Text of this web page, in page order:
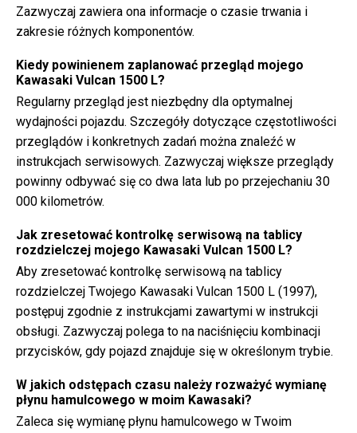
Zazwyczaj zawiera ona informacje o czasie trwania i
zakresie różnych komponentów.
Kiedy powinienem zaplanować przegląd mojego
Kawasaki Vulcan 1500 L?
Regularny przegląd jest niezbędny dla optymalnej
wydajności pojazdu. Szczegóły dotyczące częstotliwości
przeglądów i konkretnych zadań można znaleźć w
instrukcjach serwisowych. Zazwyczaj większe przeglądy
powinny odbywać się co dwa lata lub po przejechaniu 30
000 kilometrów.
Jak zresetować kontrolkę serwisową na tablicy
rozdzielczej mojego Kawasaki Vulcan 1500 L?
Aby zresetować kontrolkę serwisową na tablicy
rozdzielczej Twojego Kawasaki Vulcan 1500 L (1997),
postępuj zgodnie z instrukcjami zawartymi w instrukcji
obsługi. Zazwyczaj polega to na naciśnięciu kombinacji
przycisków, gdy pojazd znajduje się w określonym trybie.
W jakich odstępach czasu należy rozważyć wymianę
płynu hamulcowego w moim Kawasaki?
Zaleca się wymianę płynu hamulcowego w Twoim